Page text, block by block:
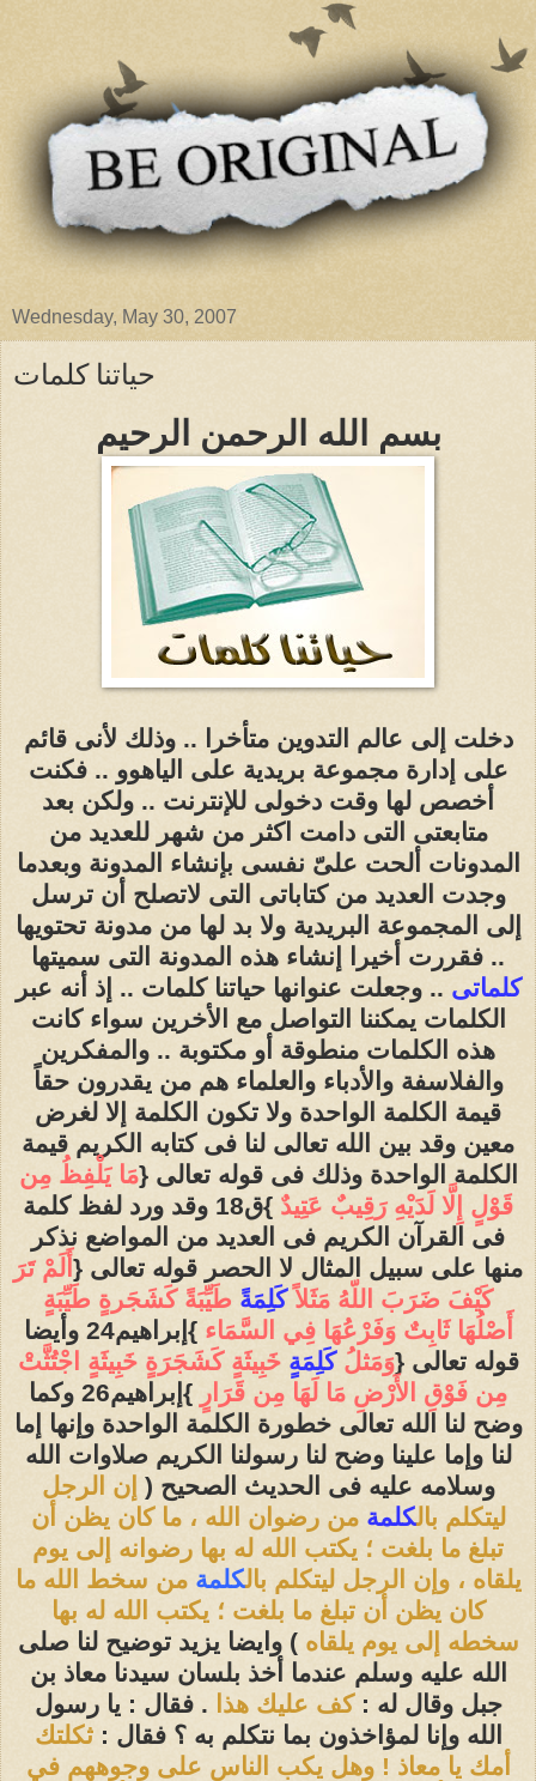
Wednesday, May 30, 2007
حياتنا كلمات
بسم الله الرحمن الرحيم
دخلت إلى عالم التدوين متأخرا .. وذلك لأنى قائم
على إدارة مجموعة بريدية على الياهوو .. فكنت
أخصص لها وقت دخولى للإنترنت .. ولكن بعد
متابعتى التى دامت اكثر من شهر للعديد من
المدونات ألحت علىّ نفسى بإنشاء المدونة وبعدما
وجدت العديد من كتاباتى التى لاتصلح أن ترسل
إلى المجموعة البريدية ولا بد لها من مدونة تحتويها
.. فقررت أخيرا إنشاء هذه المدونة التى سميتها
كلماتى .. وجعلت عنوانها حياتنا كلمات .. إذ أنه عبر
الكلمات يمكننا التواصل مع الأخرين سواء كانت
هذه الكلمات منطوقة أو مكتوبة .. والمفكرين
والفلاسفة والأدباء والعلماء هم من يقدرون حقاً
قيمة الكلمة الواحدة ولا تكون الكلمة إلا لغرض
معين وقد بين الله تعالى لنا فى كتابه الكريم قيمة
الكلمة الواحدة وذلك فى قوله تعالى {مَا يَلْفِظُ مِن
قَوْلٍ إِلَّا لَدَيْهِ رَقِيبٌ عَتِيدٌ
}ق18 وقد ورد لفظ كلمة
فى القرآن الكريم فى العديد من المواضع نذكر
منها على سبيل المثال لا الحصر قوله تعالى { أَلَمْ تَرَ
كَيْفَ ضَرَبَ اللّهُ مَثَلاًكَلِمَةً طَيِّبَةً كَشَجَرةٍ طَيِّبَةٍ
أَصْلُهَا ثَابِتٌ وَفَرْعُهَا فِي السَّمَاء
}إبراهيم24 وأيضا
قوله تعالى {وَمَثلُكَلِمَةٍ خَبِيثَةٍ كَشَجَرَةٍ خَبِيثَةٍ اجْتُثَّتْ
مِن فَوْقِ الأَرْضِ مَا لَهَا مِن قَرَارٍ
}إبراهيم26 وكما
وضح لنا الله تعالى خطورة الكلمة الواحدة وإنها إما
لنا وإما علينا وضح لنا رسولنا الكريم صلاوات الله
وسلامه عليه فى الحديث الصحيح ( إن الرجل
ليتكلم بالكلمة من رضوان الله ، ما كان يظن أن
تبلغ ما بلغت ؛ يكتب الله له بها رضوانه إلى يوم
يلقاه ، وإن الرجل ليتكلم بالكلمة من سخط الله ما
كان يظن أن تبلغ ما بلغت ؛ يكتب الله له بها
سخطه إلى يوم يلقاه ) وايضا يزيد توضيح لنا صلى
الله عليه وسلم عندما أخذ بلسان سيدنا معاذ بن
جبل وقال له :كف عليك هذا
. فقال : يا رسول
الله وإنا لمؤاخذون بما نتكلم به ؟ فقال :ثكلتك
أمك يا معاذ ! وهل يكب الناس على وجوههم في